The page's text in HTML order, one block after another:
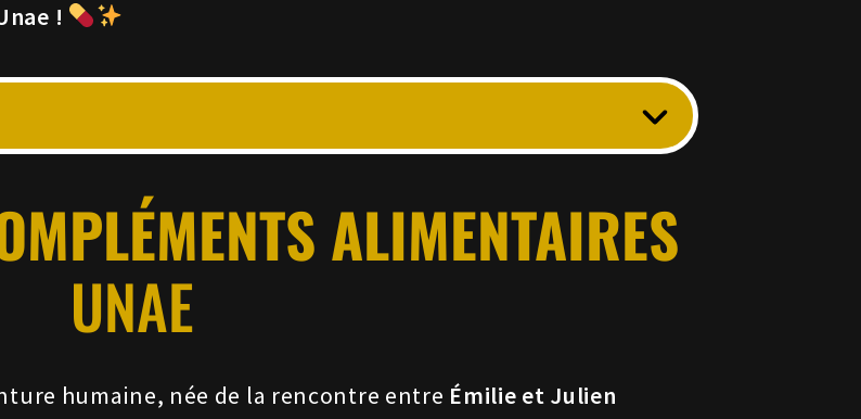
!
ALIMENTAIRES
UNAE
humaine, née de la rencontre entre Émilie et Julien